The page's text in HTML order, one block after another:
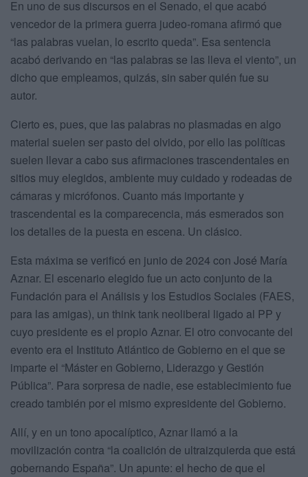
En uno de sus discursos en el Senado, el que acabó
vencedor de la primera guerra judeo-romana afirmó que
“las palabras vuelan, lo escrito queda”. Esa sentencia
acabó derivando en “las palabras se las lleva el viento”, un
dicho que empleamos, quizás, sin saber quién fue su
autor.
Cierto es, pues, que las palabras no plasmadas en algo
material suelen ser pasto del olvido, por ello las políticas
suelen llevar a cabo sus afirmaciones trascendentales en
sitios muy elegidos, ambiente muy cuidado y rodeadas de
cámaras y micrófonos. Cuanto más importante y
trascendental es la comparecencia, más esmerados son
los detalles de la puesta en escena. Un clásico.
Esta máxima se verificó en junio de 2024 con José María
Aznar. El escenario elegido fue un acto conjunto de la
Fundación para el Análisis y los Estudios Sociales (FAES,
para las amigas), un think tank neoliberal ligado al PP y
cuyo presidente es el propio Aznar. El otro convocante del
evento era el Instituto Atlántico de Gobierno en el que se
imparte el “Máster en Gobierno, Liderazgo y Gestión
Pública”. Para sorpresa de nadie, ese establecimiento fue
creado también por el mismo expresidente del Gobierno.
Allí, y en un tono apocalíptico, Aznar llamó a la
movilización contra “la coalición de ultraizquierda que está
gobernando España”. Un apunte: el hecho de que el